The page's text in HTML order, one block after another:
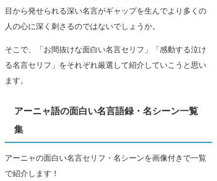
目から発せられる深い名言がギャップを生んでより多くの
人の心に深く刺さるのではないでしょうか。
そこで、「お間抜けな面白い名言セリフ」「感動する泣け
る名言セリフ」をそれぞれ厳選して紹介していこうと思い
ます。
アーニャ語の面白い名言語録・名シーン一覧
集
アーニャの面白い名言セリフ・名シーンを画像付きで一覧
で紹介します！